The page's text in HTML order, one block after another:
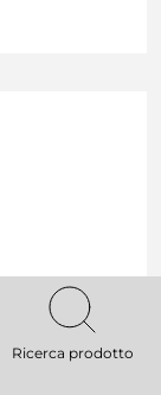
Ricerca prodotto